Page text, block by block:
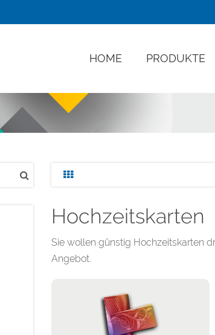
HOME PRODUKTE
Hochzeitskarten
Sie wollen günstig Hochzeitskarten
Angebot.